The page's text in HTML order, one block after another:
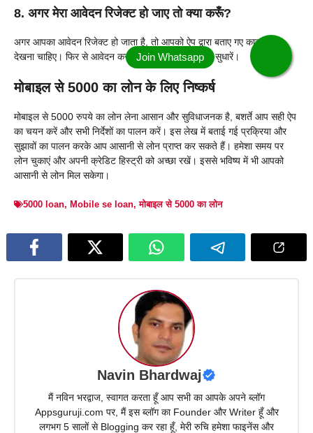
8. अगर मेरा आवेदन रिजेक्ट हो जाए तो क्या करूँ?
अगर आपका आवेदन रिजेक्ट हो जाता है, तो आपको ऐप द्वारा बताए गए कारण को
देखना चाहिए। फिर से आवेदन करने से पहले उन कारणों को सुधारें।
मोबाइल से 5000 का लोन के लिए निष्कर्ष
मोबाइल से 5000 रुपये का लोन लेना आसान और सुविधाजनक है, बशर्ते आप सही ऐप
का चयन करें और सभी निर्देशों का पालन करें। इस लेख में बताई गई प्रक्रिया और
सुझावों का पालन करके आप आसानी से लोन प्राप्त कर सकते हैं। हमेशा समय पर
लोन चुकाएं और अपनी क्रेडिट हिस्ट्री को अच्छा रखें। इससे भविष्य में भी आपको
आसानी से लोन मिल सकेगा।
5000 loan, Mobile se loan,मोबाइल से 5000 का लोन
Navin Bhardwaj
मैं नविन भरद्वाज, स्वागत करता हूँ आप सभी का आपके अपने ब्लॉग
Appsguruji.com पर, मैं इस ब्लॉग का Founder और Writer हूँ और
लगभग 5 सालों से Blogging कर रहा हूँ, मेरी रुचि हमेशा फाइनेंस और